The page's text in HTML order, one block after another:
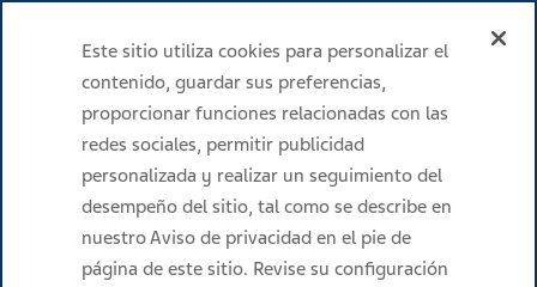
Este sitio utiliza cookies para personalizar el
contenido, guardar sus preferencias,
proporcionar funciones relacionadas con las
redes sociales, permitir publicidad
personalizada y realizar un seguimiento del
desempeño del sitio, tal como se describe en
nuestro Aviso de privacidad en el pie de
página de este sitio. Revise su configuración